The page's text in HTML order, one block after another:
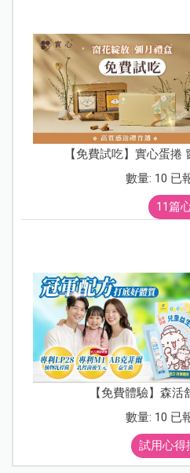
【免費試吃】實心蛋捲
數量: 10 已
11篇
【免費體驗】森
數量: 10 已
試用心得